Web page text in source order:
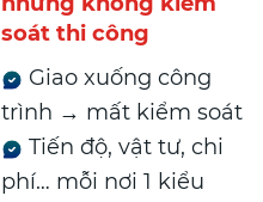
soát thi công
Giao xuống công
trình → mất kiểm soát
Tiến độ, vật tư, chi
phí… mỗi nơi 1 kiểu